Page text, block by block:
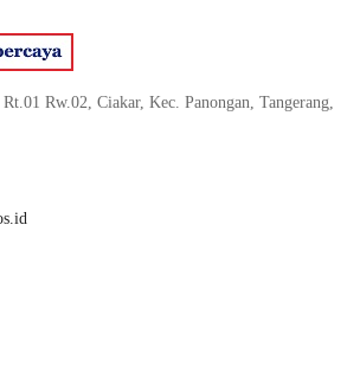
Rw.02, Ciakar, Kec. Panongan, Tangerang,